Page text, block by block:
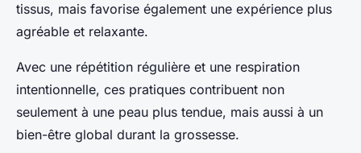
tissus, mais favorise également une expérience plus
agréable et relaxante.
Avec une répétition régulière et une respiration
intentionnelle, ces pratiques contribuent non
seulement à une peau plus tendue, mais aussi à un
bien-être global durant la grossesse.